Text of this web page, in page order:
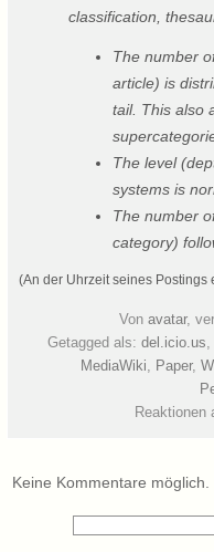
classification,
The number
article) is
tail. This also
The level
systems is
The number
category)
(An der Uhrzeit seines
Von avatar,
Getagged als: del.icio.us,
MediaWiki, Paper,
Keine Kommentare möglich.